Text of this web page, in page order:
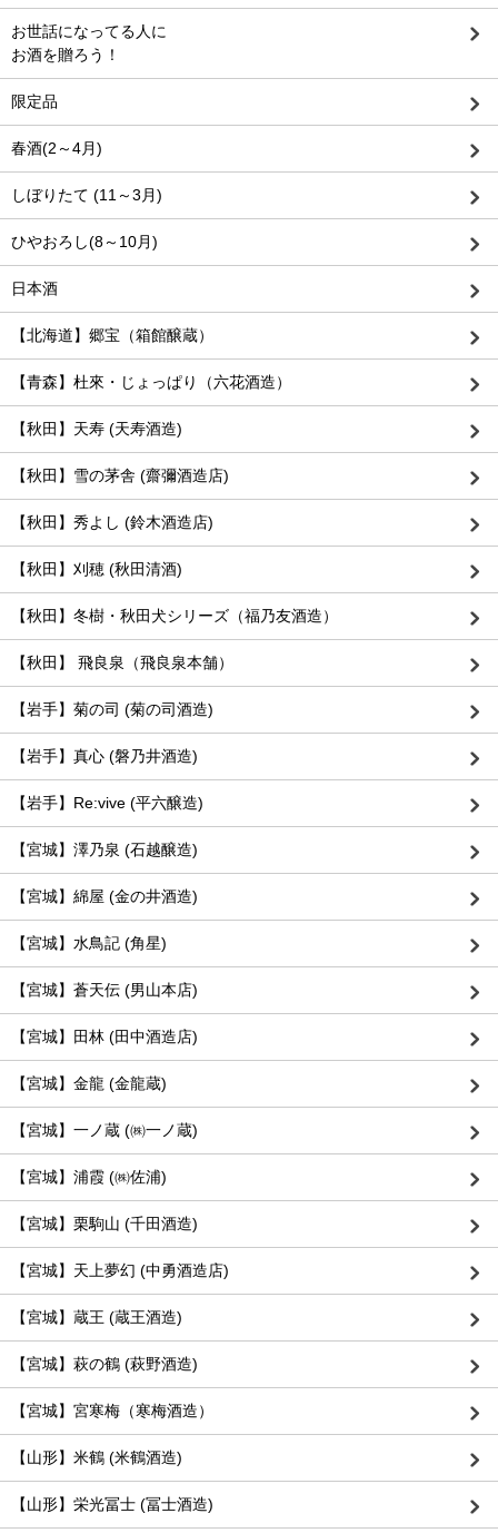
お世話になってる人に
お酒を贈ろう！
限定品
春酒(2～4月)
しぼりたて (11～3月)
ひやおろし(8～10月)
日本酒
【北海道】郷宝（箱館醸蔵）
【青森】杜來・じょっぱり（六花酒造）
【秋田】天寿 (天寿酒造)
【秋田】雪の茅舎 (齋彌酒造店)
【秋田】秀よし (鈴木酒造店)
【秋田】刈穂 (秋田清酒)
【秋田】冬樹・秋田犬シリーズ（福乃友酒造）
【秋田】 飛良泉（飛良泉本舗）
【岩手】菊の司 (菊の司酒造)
【岩手】真心 (磐乃井酒造)
【岩手】Re:vive (平六醸造)
【宮城】澤乃泉 (石越醸造)
【宮城】綿屋 (金の井酒造)
【宮城】水鳥記 (角星)
【宮城】蒼天伝 (男山本店)
【宮城】田林 (田中酒造店)
【宮城】金龍 (金龍蔵)
【宮城】一ノ蔵 (㈱一ノ蔵)
【宮城】浦霞 (㈱佐浦)
【宮城】栗駒山 (千田酒造)
【宮城】天上夢幻 (中勇酒造店)
【宮城】蔵王 (蔵王酒造)
【宮城】萩の鶴 (萩野酒造)
【宮城】宮寒梅（寒梅酒造）
【山形】米鶴 (米鶴酒造)
【山形】栄光冨士 (冨士酒造)